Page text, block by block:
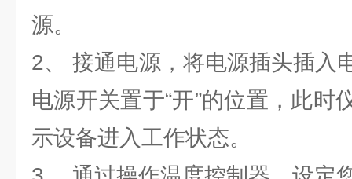
源。
2、 接通电源，将电源插头插入
电源开关置于“开”的位置，此时
示设备进入工作状态。